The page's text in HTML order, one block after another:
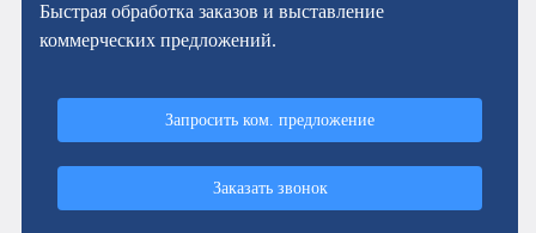
Быстрая обработка заказов и выставление
коммерческих предложений.
Запросить ком. предложение
Заказать звонок